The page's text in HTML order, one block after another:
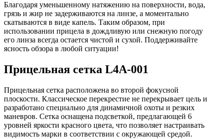
Благодаря уменьшенному натяжению на поверхности, вода,
грязь и жир не задерживаются на линзе, а моментально
скатываются в виде капель. Таким образом, при
использовании прицела в дождливую или снежную погоду
его линза всегда остается чистой и сухой. Поддерживайте
ясность обзора в любой ситуации!
Прицельная сетка L4A-001
Прицельная сетка расположена во второй фокусной
плоскости. Классическое перекрестие не перекрывает цель и
разработано специально для динамичной охоты и резких
маневров. Сетка оснащена подсветкой, предлагающей 6
уровней яркости красного цвета, что позволяет настраивать
видимость марки в соответствии с окружающей средой.